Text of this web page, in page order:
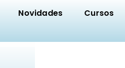
Novidades Cursos